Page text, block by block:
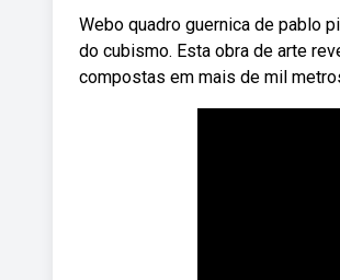
Webo quadro guernica de pablo
do cubismo. Esta obra de arte
compostas em mais de mil